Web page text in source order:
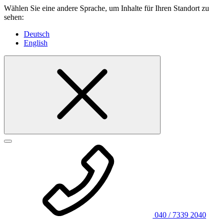
Wählen Sie eine andere Sprache, um Inhalte für Ihren Standort zu
sehen:
Deutsch
English
040 / 7339 2040